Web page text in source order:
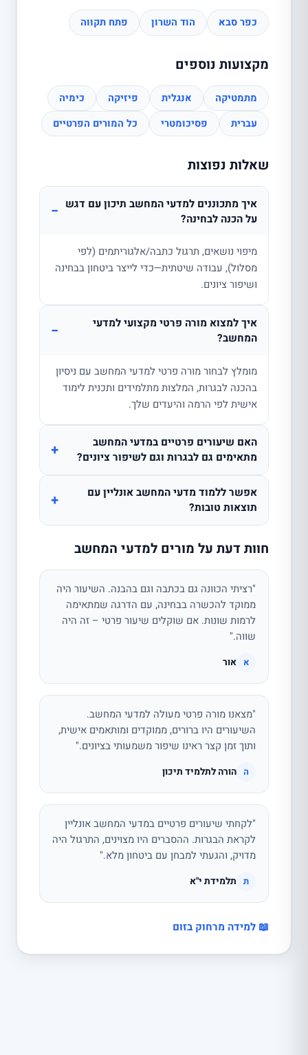
כפר סבא הוד השרון פתח תקווה
מקצועות נוספים
מתמטיקה אנגלית פיזיקה
כימיה
עברית
פסיכומטרי כל המורים הפרטיים
שאלות נפוצות
איך מתכוננים למדעי המחשב תיכון עם דגש
על הכנה לבחינה?
−
מיפוי נושאים, תרגול כתבה/אלגוריתמים (לפי
מסלול), עבודה שיטתית—כדי לייצר ביטחון בבחינה
ושיפור ציונים.
איך למצוא מורה פרטי מקצועי למדעי
המחשב?
−
מומלץ לבחור מורה פרטי למדעי המחשב עם ניסיון
בהכנה לבגרות, המלצות מתלמידים ותכנית לימוד
אישית לפי הרמה והיעדים שלך.
האם שיעורים פרטיים במדעי המחשב
מתאימים גם לבגרות וגם לשיפור ציונים?
+
אפשר ללמוד מדעי המחשב אונליין עם
תוצאות טובות?
+
חוות דעת על מורים למדעי המחשב
"רציתי הכוונה גם בכתבה וגם בהבנה. השיעור היה
ממוקד להכשרה בבחינה, עם הדרגה שמתאימה
לרמות שונות. אם שוקלים שיעור פרטי – זה היה
שווה."
א אור
"מצאנו מורה פרטי מעולה למדעי המחשב.
השיעורים היו ברורים, ממוקדים ומותאמים אישית,
ותוך זמן קצר ראינו שיפור משמעותי בציונים."
ה הורה לתלמיד תיכון
"לקחתי שיעורים פרטיים במדעי המחשב אונליין
לקראת הבגרות. ההסברים היו מצוינים, התרגול היה
מדויק, והגעתי למבחן עם ביטחון מלא."
ת תלמידת י"א
📖 למידה מרחוק בזום